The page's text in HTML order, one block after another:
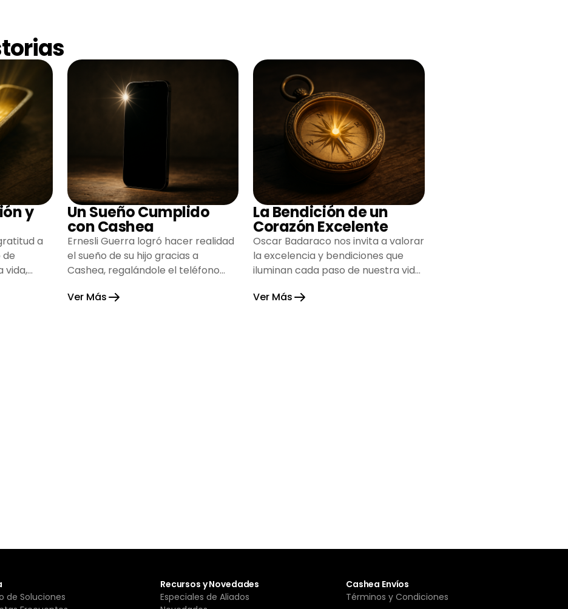
y
a
de
vida,
Un Sueño Cumplido
con Cashea
Ernesli Guerra logró hacer realidad
el sueño de su hijo gracias a
Cashea, regalándole el teléfono
alegría su hogar.
Ver Más
La Bendición de un
Corazón Excelente
Oscar Badaraco nos invita a valorar
la excelencia y bendiciones que
iluminan cada paso de nuestra vida,
gratitud y fortaleza.
Ver Más
de Soluciones
Recursos y Novedades
Especiales de Aliados
Cashea Envíos
Términos y Condiciones